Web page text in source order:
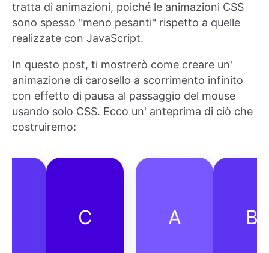
tratta di animazioni, poiché le animazioni CSS
sono spesso "meno pesanti" rispetto a quelle
realizzate con JavaScript.
In questo post, ti mostrerò come creare un'
animazione di carosello a scorrimento infinito
con effetto di pausa al passaggio del mouse
usando solo CSS. Ecco un' anteprima di ciò che
costruiremo: